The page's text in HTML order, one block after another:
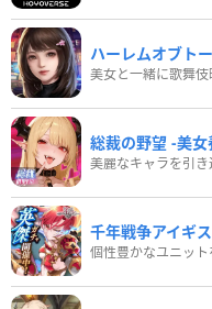
ハーレムオブト
美女と一緒に歌舞伎
総裁の野望 -美女
美麗なキャラを引
千年戦争アイギス
個性豊かなユニット